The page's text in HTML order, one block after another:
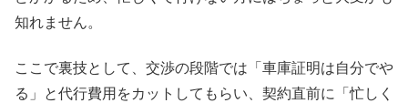
知れません。
ここで裏技として、交渉の段階では「車庫証明は自分でや
る」と代行費用をカットしてもらい、契約直前に「忙しく